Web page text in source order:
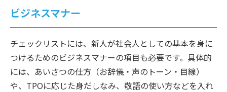
ビジネスマナー
チェックリストには、新人が社会人としての基本を身に
つけるためのビジネスマナーの項目も必要です。具体的
には、あいさつの仕方（お辞儀・声のトーン・目線）
や、TPOに応じた身だしなみ、敬語の使い方などを入れ